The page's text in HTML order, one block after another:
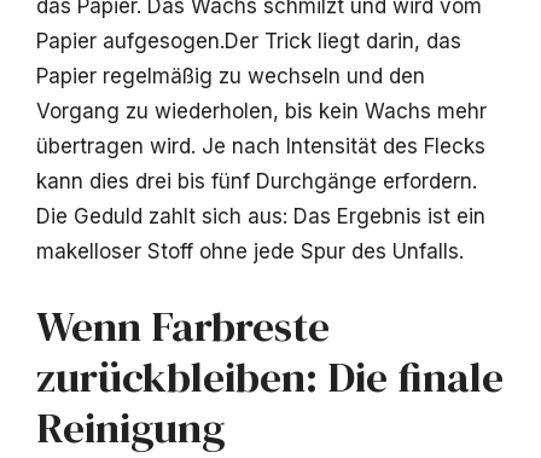
das Papier. Das Wachs schmilzt und wird vom
Papier aufgesogen.Der Trick liegt darin, das
Papier regelmäßig zu wechseln und den
Vorgang zu wiederholen, bis kein Wachs mehr
übertragen wird. Je nach Intensität des Flecks
kann dies drei bis fünf Durchgänge erfordern.
Die Geduld zahlt sich aus: Das Ergebnis ist ein
makelloser Stoff ohne jede Spur des Unfalls.
Wenn Farbreste
zurückbleiben: Die finale
Reinigung